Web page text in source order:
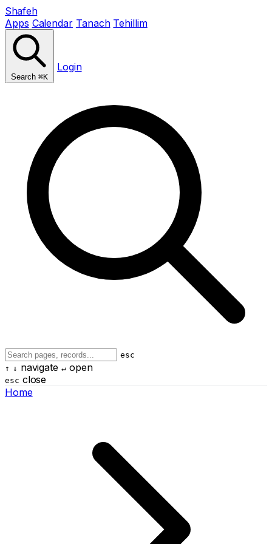
Shafeh
Apps Calendar Tanach Tehillim
Search ⌘K
Login
esc
↑ ↓ navigate ↵open
esc close
Home